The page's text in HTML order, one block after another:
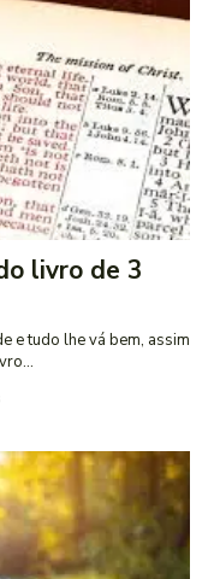
livro de 3
e tudo lhe vá bem, assim
(3 João 1:2) O livro...